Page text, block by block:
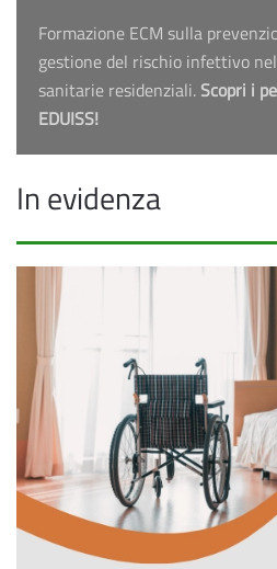
Formazione ECM sulla
gestione del rischio infettivo
sanitarie residenziali. Scopri i
EDUISS!
In evidenza